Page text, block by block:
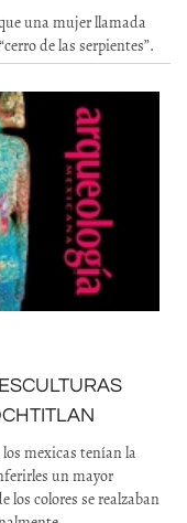
una mujer llamada
de las serpientes”.
mexicas tenían la
un mayor
los colores se realzaban